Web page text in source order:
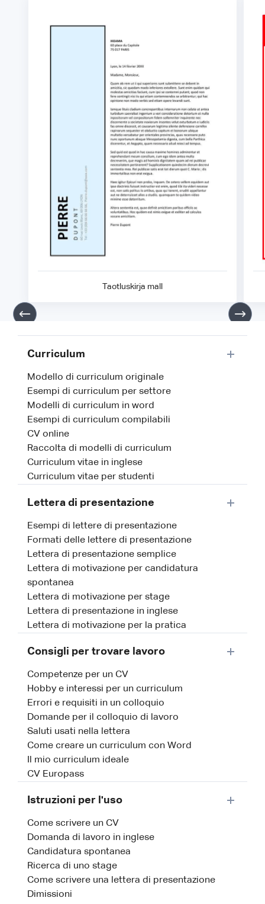
Taotluskirja mall
Curriculum
Modello di curriculum originale
Esempi di curriculum per settore
Modelli di curriculum in word
Esempi di curriculum compilabili
CV online
Raccolta di modelli di curriculum
Curriculum vitae in inglese
Curriculum vitae per studenti
Lettera di presentazione
Esempi di lettere di presentazione
Formati delle lettere di presentazione
Lettera di presentazione semplice
Lettera di motivazione per candidatura
spontanea
Lettera di motivazione per stage
Lettera di presentazione in inglese
Lettera di motivazione per la pratica
Consigli per trovare lavoro
Competenze per un CV
Hobby e interessi per un curriculum
Errori e requisiti in un colloquio
Domande per il colloquio di lavoro
Saluti usati nella lettera
Come creare un curriculum con Word
Il mio curriculum ideale
CV Europass
Istruzioni per l'uso
Come scrivere un CV
Domanda di lavoro in inglese
Candidatura spontanea
Ricerca di uno stage
Come scrivere una lettera di presentazione
Dimissioni